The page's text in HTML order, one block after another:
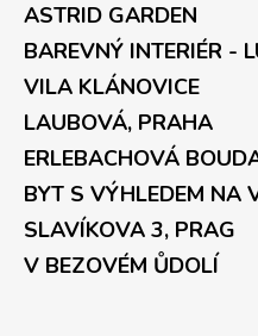
ASTRID GARDEN
BAREVNÝ INTERIÉR -
VILA KLÁNOVICE
LAUBOVÁ, PRAHA
ERLEBACHOVÁ
BYT S VÝHLEDEM NA
SLAVÍKOVA 3, PRAG
V BEZOVÉM ŮDOLÍ